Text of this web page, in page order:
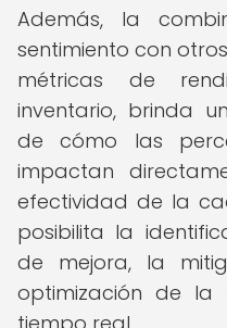
Además, la
sentimiento con
métricas de
inventario, brinda
de cómo las
impactan
efectividad de la
posibilita la
de mejora, la
optimización de la